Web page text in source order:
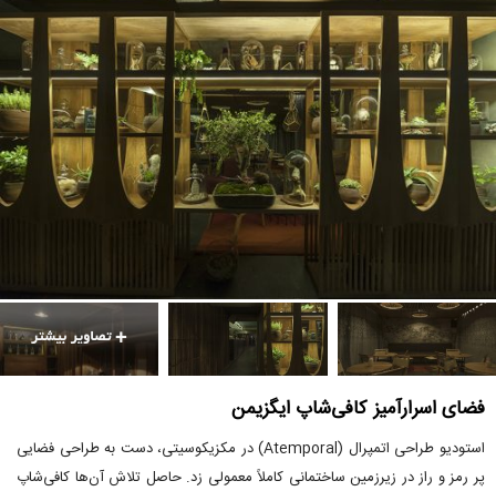
فضای اسرارآمیز کافی‌شاپ ایگزیمن
استودیو طراحی اتمپرال (Atemporal) در مکزیکوسیتی، دست به طراحی فضایی
پر رمز و راز در زیرزمین ساختمانی کاملاً معمولی زد. حاصل تلاش آن‌ها کافی‌شاپ